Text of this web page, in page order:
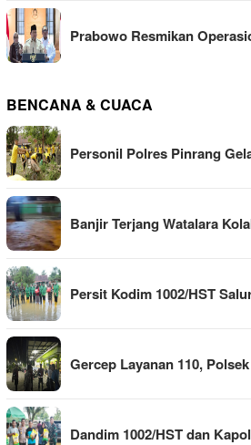
Prabowo Resmikan
BENCANA & CUACA
Personil Polres Pinrang
Banjir Terjang Watalara
Persit Kodim 1002/HST
Gercep Layanan 110,
Dandim 1002/HST dan